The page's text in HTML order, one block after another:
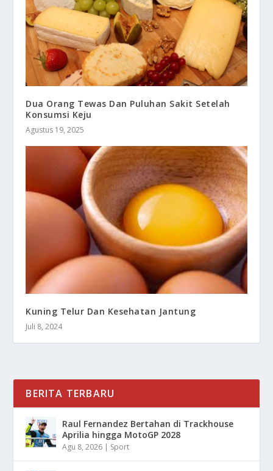
Dua Orang Tewas Dan Puluhan Sakit Setelah
Konsumsi Keju
Agustus 19, 2025
Kuning Telur Dan Kesehatan Jantung
Juli 8, 2024
BERITA TERBARU
Raul Fernandez Bertahan di Trackhouse
Aprilia hingga MotoGP 2028
Agu 8, 2026 | Sport